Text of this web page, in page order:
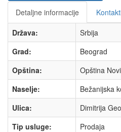
Detaljne informacije
Država:
Srbija
Grad:
Beograd
Opština:
Opština
Naselje:
Bežanijska
Ulica:
Dimitrija
Tip usluge:
Prodaja